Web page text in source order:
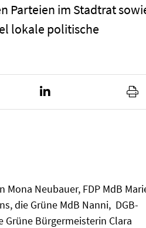
Parteien im Stadtrat
lokale politische
Neubauer, FDP MdB
die Grüne MdB Nanni, DGB-
Grüne Bürgermeisterin Clara